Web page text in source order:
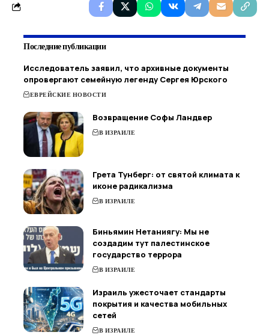
Последние публикации
Исследователь заявил, что архивные документы
опровергают семейную легенду Сергея Юрского
ЕВРЕЙСКИЕ НОВОСТИ
Возвращение Софы Ландвер
В ИЗРАИЛЕ
Грета Тунберг: от святой климата к
иконе радикализма
В ИЗРАИЛЕ
Биньямин Нетаниягу: Мы не
создадим тут палестинское
государство террора
В ИЗРАИЛЕ
Израиль ужесточает стандарты
покрытия и качества мобильных
сетей
В ИЗРАИЛЕ